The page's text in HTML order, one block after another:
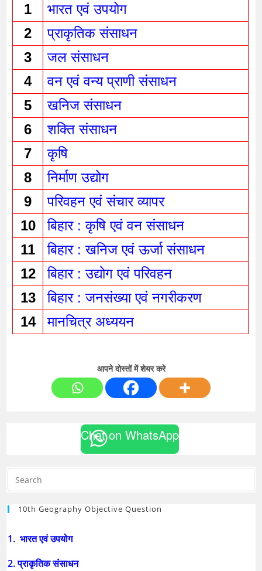
1
भारत एवं उपयोग
2
प्राकृतिक संसाधन
3
जल संसाधन
4
वन एवं वन्य प्राणी संसाधन
5
खनिज संसाधन
6
शक्ति संसाधन
7
कृषि
8
निर्माण उद्योग
9
परिवहन एवं संचार व्यापर
10
बिहार : कृषि एवं वन संसाधन
11
बिहार : खनिज एवं ऊर्जा संसाधन
12
बिहार : उद्योग एवं परिवहन
13
बिहार : जनसंख्या एवं नगरीकरण
14
मानचित्र अध्ययन
आपने दोस्तों में शेयर करे
Chat on WhatsApp
10th Geography Objective Question
1. भारत एवं उपयोग
2. प्राकृतिक संसाधन